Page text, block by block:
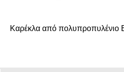
Καρέκλα από πολυπροπυλένιο